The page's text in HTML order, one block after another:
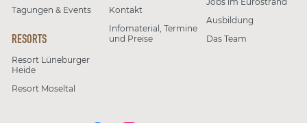
Tagungen & Events
RESORTS
Resort Lüneburger
Heide
Resort Moseltal
Kontakt
Infomaterial, Termine
und Preise
Ausbildung
Das Team